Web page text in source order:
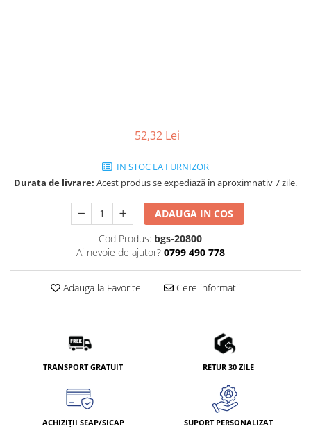
52,32 Lei
IN STOC LA FURNIZOR
Durata de livrare: Acest produs se expediază în aproximnativ 7 zile.
ADAUGA IN COS
Cod Produs: bgs-20800
Ai nevoie de ajutor? 0799 490 778
Adauga la Favorite Cere informatii
TRANSPORT GRATUIT RETUR 30 ZILE
ACHIZIȚII SEAP/SICAP SUPORT PERSONALIZAT